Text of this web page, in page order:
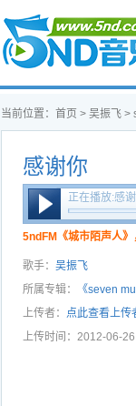
首页
当前位置： 首页 > 吴振飞 >
感谢你
正在播放:感
5ndFM《城市陌声人》
歌手： 吴振飞
所属专辑：
《seven
上传者： 点此查看上传
上传时间：2012-06-26